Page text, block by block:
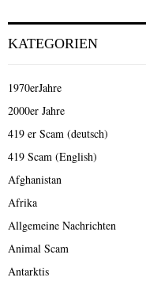
KATEGORIEN
1970erJahre
2000er Jahre
419 er Scam (deutsch)
419 Scam (English)
Afghanistan
Afrika
Allgemeine Nachrichten
Animal Scam
Antarktis